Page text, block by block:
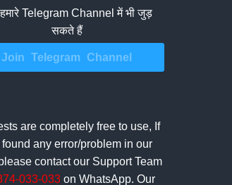
Telegram Channel में भी जुड़
सकते हैं
Join Telegram Channel
are completely free to use, If
any error/problem in our
contact our Support Team
033-033 on WhatsApp. Our